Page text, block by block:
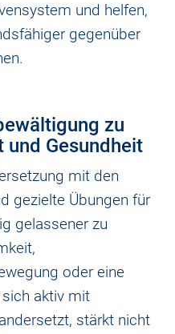
und helfen,
gegenüber
zu
und Gesundheit
mit den
gezielte Übungen für
gelassener zu
oder eine
aktiv mit
stärkt nicht